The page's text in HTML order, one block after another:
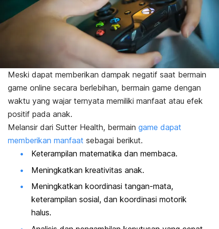
Meski dapat memberikan dampak negatif saat bermain
game online secara berlebihan, bermain game dengan
waktu yang wajar ternyata memiliki manfaat atau efek
positif pada anak.
Melansir dari Sutter Health, bermain game dapat
memberikan manfaat sebagai berikut.
Keterampilan matematika dan membaca.
Meningkatkan kreativitas anak.
Meningkatkan koordinasi tangan-mata,
keterampilan sosial, dan koordinasi motorik
halus.